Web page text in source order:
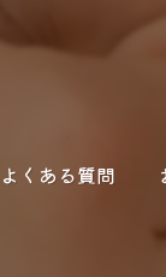
よくある質問